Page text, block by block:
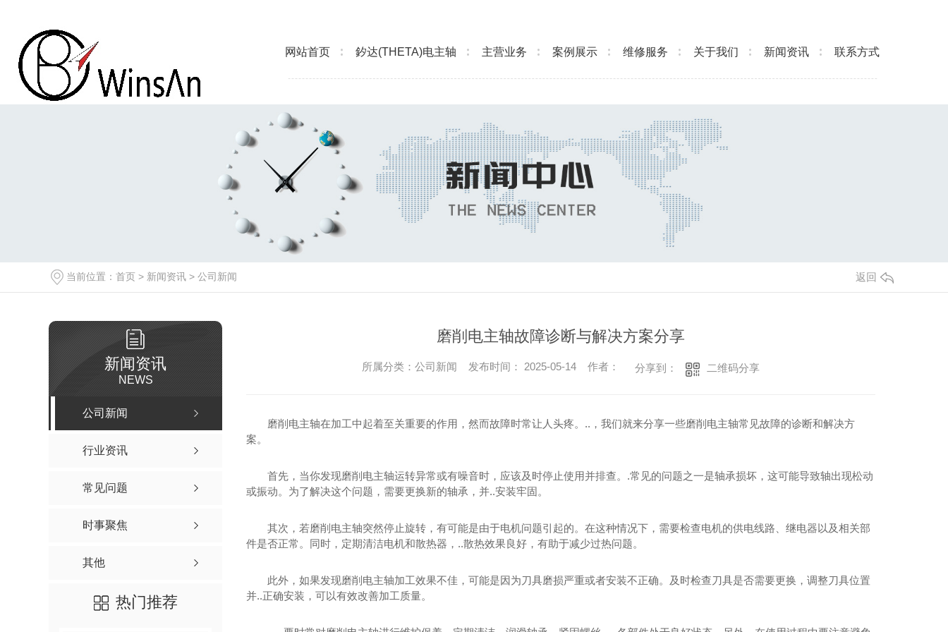
网站首页 釸达(THETA)电主轴 主营业务 案例展示 维修服务 关于我们 新闻资讯 联系方式
当前位置： 首页 > 新闻资讯 > 公司新闻 返回
新闻资讯
NEWS
公司新闻
行业资讯
常见问题
时事聚焦
其他
热门推荐
磨削电主轴故障诊断与解决方案分享
所属分类：公司新闻 发布时间： 2025-05-14 作者： 分享到： 二维码分享
磨削电主轴在加工中起着至关重要的作用，然而故障时常让人头疼。..，我们就来分享一些磨削电主轴常见故障的诊断和解决方
案。
首先，当你发现磨削电主轴运转异常或有噪音时，应该及时停止使用并排查。.常见的问题之一是轴承损坏，这可能导致轴出现松动
或振动。为了解决这个问题，需要更换新的轴承，并..安装牢固。
其次，若磨削电主轴突然停止旋转，有可能是由于电机问题引起的。在这种情况下，需要检查电机的供电线路、继电器以及相关部
件是否正常。同时，定期清洁电机和散热器，..散热效果良好，有助于减少过热问题。
此外，如果发现磨削电主轴加工效果不佳，可能是因为刀具磨损严重或者安装不正确。及时检查刀具是否需要更换，调整刀具位置
并..正确安装，可以有效改善加工质量。